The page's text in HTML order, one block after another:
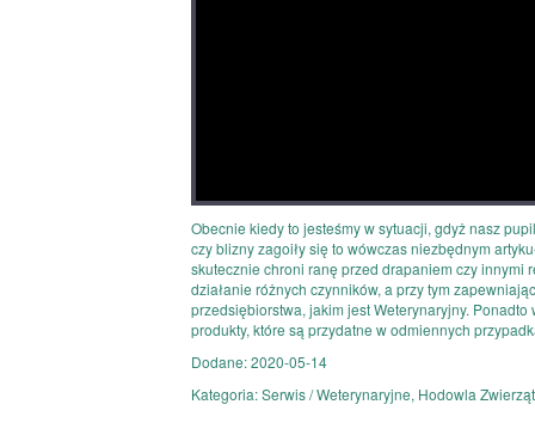
Obecnie kiedy to jesteśmy w sytuacji, gdyż nasz
czy blizny zagoiły się to wówczas niezbędnym
skutecznie chroni ranę przed drapaniem czy innymi
działanie różnych czynników, a przy tym
przedsiębiorstwa, jakim jest Weterynaryjny.
produkty, które są przydatne w odmiennych
Dodane: 2020-05-14
Kategoria: Serwis / Weterynaryjne, Hodowla Zwierząt